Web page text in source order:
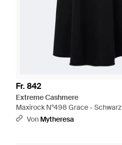
Fr. 842
Extreme Cashmere
Maxirock N°498 Grace - Schwarz
Von Mytheresa